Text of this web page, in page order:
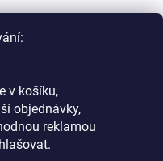
v košíku,
objednávky,
reklamou